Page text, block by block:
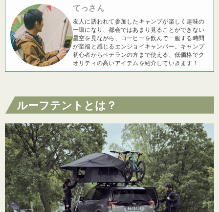
てっさん
友人に誘われて参加したキャンプが楽しく趣味の
一環になり、都会ではあまり見ることができない
星空を見ながら、コーヒーを飲んで一服する時間
が至福と感じるエンジョイキャンパー。キャンプ
初心者からベテランの方まで使える、低価格でク
オリティの高いアイテムを紹介していきます！
ルーフテントとは？